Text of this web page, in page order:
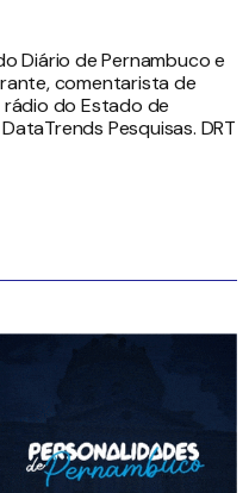
Diário de Pernambuco e
comentarista de
do Estado de
Pesquisas. DRT